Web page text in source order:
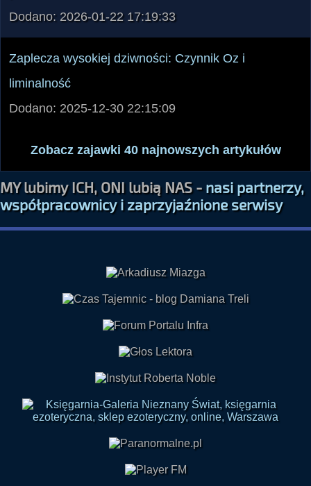
Dodano: 2026-01-22 17:19:33
Zaplecza wysokiej dziwności: Czynnik Oz i
liminalność
Dodano: 2025-12-30 22:15:09
Zobacz zajawki 40 najnowszych artykułów
MY lubimy ICH, ONI lubią NAS -nasi partnerzy,
współpracownicy i zaprzyjaźnione serwisy